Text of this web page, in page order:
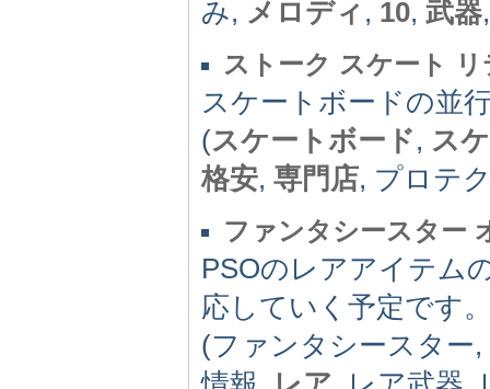
み, メロディ , 10, 武器
ストーク スケート
スケートボードの並
(スケートボード, ス
格安, 専門店, プロテ
ファンタシースター
PSOのレアアイテム
応していく予定です
(ファンタシースター